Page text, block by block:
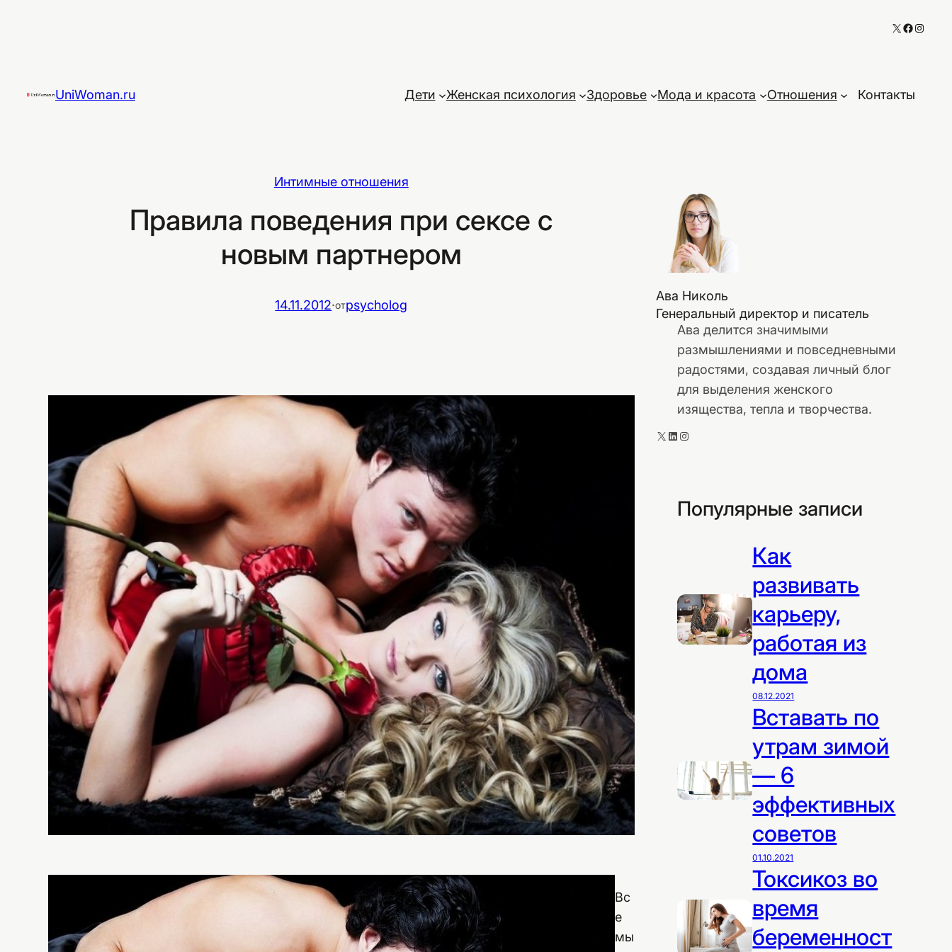
X
UniWoman.ru Дети Женская психология Здоровье Мода и красота Отношения Контакты
Интимные отношения
Правила поведения при сексе с
новым партнером
14.11.2012·отpsycholog
Вс
е
мы
Ава Николь
Генеральный директор и писатель
Ава делится значимыми
размышлениями и повседневными
радостями, создавая личный блог
для выделения женского
изящества, тепла и творчества.
X LinkedIn Instagram
Популярные записи
Как
развивать
карьеру,
работая из
дома
08.12.2021
Вставать по
утрам зимой
— 6
эффективных
советов
01.10.2021
Токсикоз во
время
беременност